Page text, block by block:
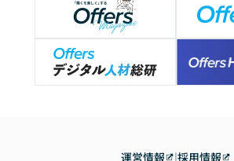
運営情報 |採用情報